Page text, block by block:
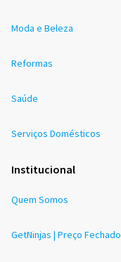
Moda e Beleza
Reformas
Saúde
Serviços Domésticos
Institucional
Quem Somos
GetNinjas | Preço Fechado